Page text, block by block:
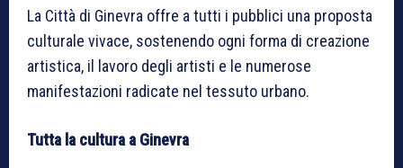
La Città di Ginevra offre a tutti i pubblici una proposta
culturale vivace, sostenendo ogni forma di creazione
artistica, il lavoro degli artisti e le numerose
manifestazioni radicate nel tessuto urbano.
Tutta la cultura a Ginevra